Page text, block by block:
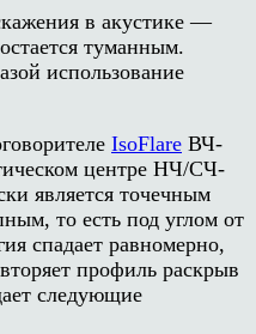
в акустике —
туманным.
использование
IsoFlare ВЧ-
центре НЧ/СЧ-
является точечным
то есть под углом от
спадает равномерно,
профиль раскрыв
следующие